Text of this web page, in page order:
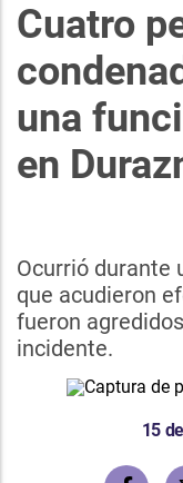
Cuatro
una
en
Ocurrió durante
que acudieron
fueron
incidente.
15